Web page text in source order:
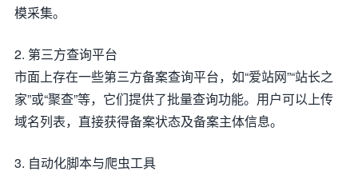
模采集。
2. 第三方查询平台
市面上存在一些第三方备案查询平台，如“爱站网”“站长之
家”或“聚查”等，它们提供了批量查询功能。用户可以上传
域名列表，直接获得备案状态及备案主体信息。
3. 自动化脚本与爬虫工具